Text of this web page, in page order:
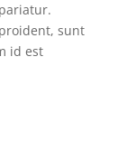
sunt
id est